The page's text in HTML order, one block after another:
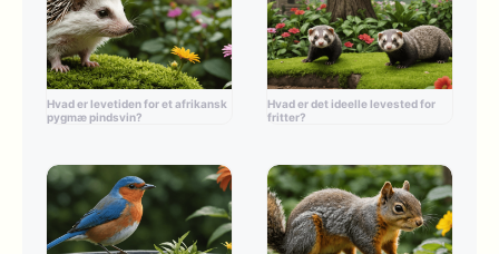
Hvad er levetiden for et afrikansk
pygmæ pindsvin?
Hvad er det ideelle levested for
fritter?